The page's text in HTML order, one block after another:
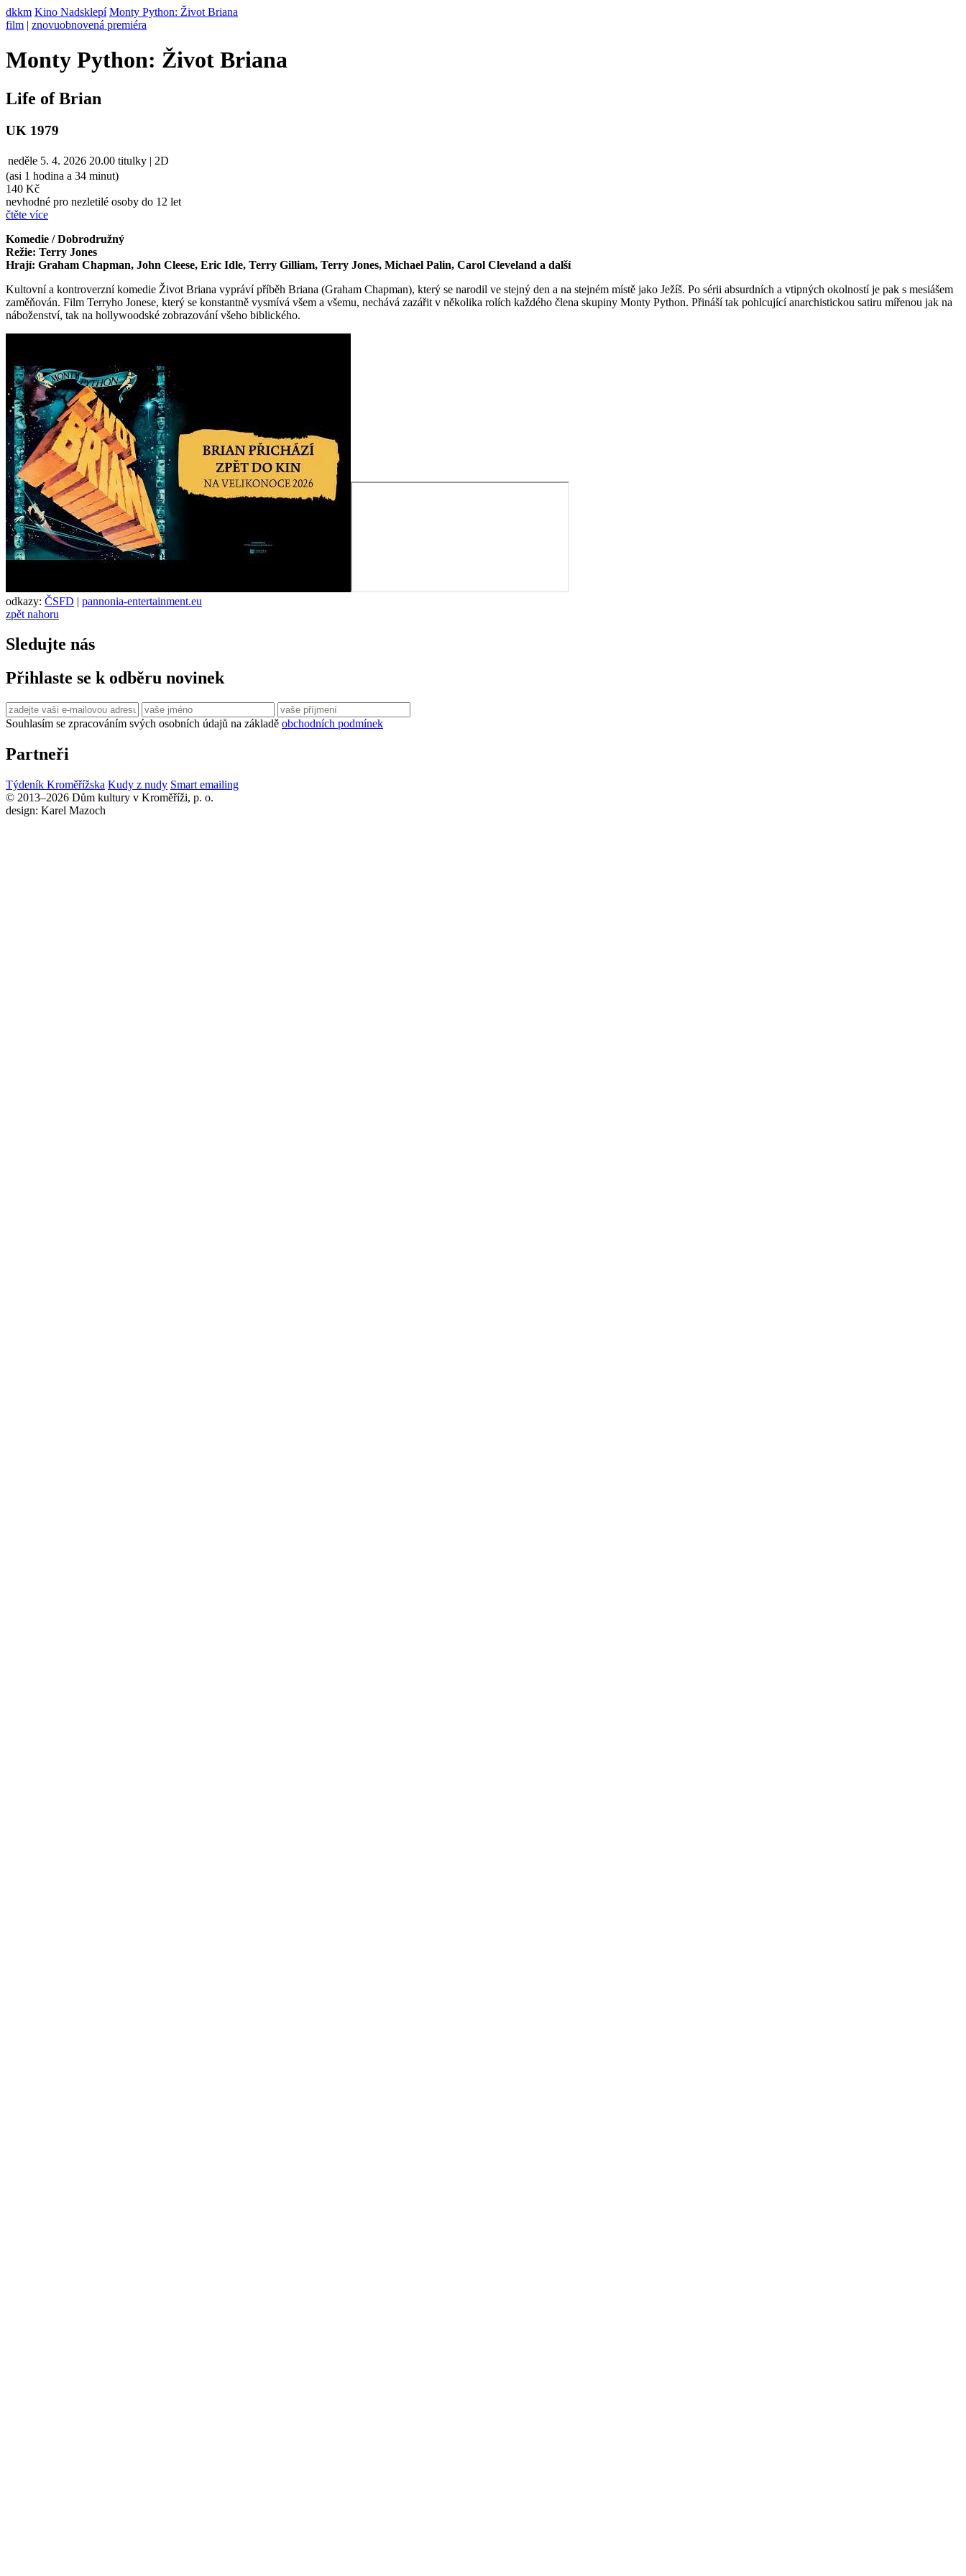
dkkm Kino Nadsklepí Monty Python: Život Briana
film | znovuobnovená premiéra
Monty Python: Život Briana
Life of Brian
UK 1979
neděle 5. 4. 2026 20.00 titulky | 2D
(asi 1 hodina a 34 minut)
140 Kč
nevhodné pro nezletilé osoby do 12 let
čtěte více
Komedie / Dobrodružný
Režie: Terry Jones
Hrají: Graham Chapman, John Cleese, Eric Idle, Terry Gilliam, Terry Jones, Michael Palin, Carol Cleveland a další
Kultovní a kontroverzní komedie Život Briana vypráví příběh Briana (Graham Chapman), který se narodil ve stejný den a na stejném místě jako Ježíš. Po sérii absurdních a vtipných okolností je pak s mesiášem
zaměňován. Film Terryho Jonese, který se konstantně vysmívá všem a všemu, nechává zazářit v několika rolích každého člena skupiny Monty Python. Přináší tak pohlcující anarchistickou satiru mířenou jak na
náboženství, tak na hollywoodské zobrazování všeho biblického.
odkazy: ČSFD | pannonia-entertainment.eu
zpět nahoru
Sledujte nás
Přihlaste se k odběru novinek
Souhlasím se zpracováním svých osobních údajů na základě obchodních podmínek
Partneři
Týdeník Kroměřížska Kudy z nudy Smart emailing
© 2013–2026 Dům kultury v Kroměříži, p. o.
design: Karel Mazoch